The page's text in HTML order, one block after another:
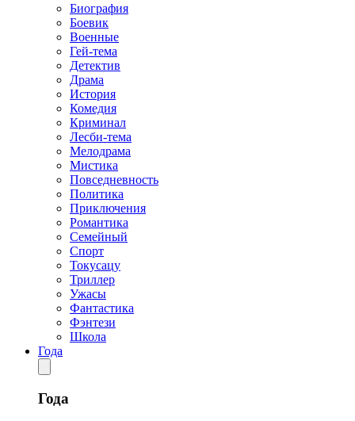
Биография
Боевик
Военные
Гей-тема
Детектив
Драма
История
Комедия
Криминал
Лесби-тема
Мелодрама
Мистика
Повседневность
Политика
Приключения
Романтика
Семейный
Спорт
Токусацу
Триллер
Ужасы
Фантастика
Фэнтези
Школа
Года
Года